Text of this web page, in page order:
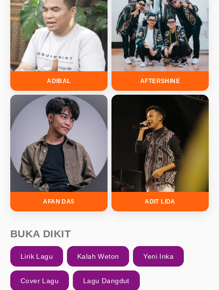
ADIBAL AFTERSHINE
AFAN DA5 ADIT LIDA
BUKA DIKIT
Lirik Lagu Kalah Weton Yeni Inka
Cover Lagu Lagu Dangdut